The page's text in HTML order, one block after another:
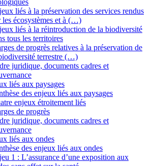
liés à la préservation des services rendus
les écosystèmes et à (…)
liés à la réintroduction de la biodiversité
tous les territoires
de progrès relatives à la préservation de
terrestre (…)
juridique, documents cadres et
liés aux paysages
des enjeux liés aux paysages
enjeux étroitement liés
de progrès
juridique, documents cadres et
liés aux ondes
des enjeux liés aux ondes
1 : L’assurance d’une exposition aux